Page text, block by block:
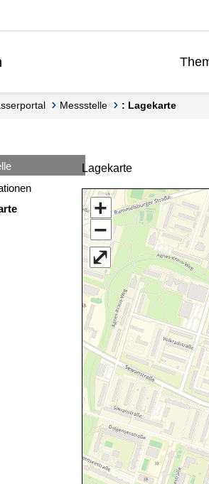
Messstelle : Lagekarte
Lagekarte
+
−
⤢